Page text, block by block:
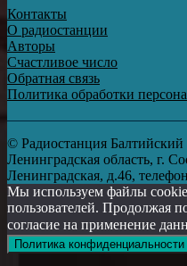
Контакты
О радиостанции
Авторы
Счастливое число
Обратная связь
Политика обработки
© Радиостанция
Ленинградская область, г.
Ленинградская, д.46,
Мы используем файлы cookie
пользователей. Продолжая
согласие на применение
Политика конфиденциальности